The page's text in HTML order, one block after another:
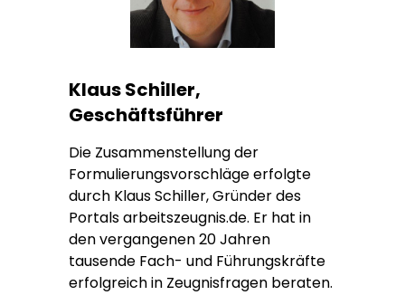
Klaus Schiller,
Geschäftsführer
Die Zusammenstellung der
Formulierungsvorschläge erfolgte
durch Klaus Schiller, Gründer des
Portals arbeitszeugnis.de. Er hat in
den vergangenen 20 Jahren
tausende Fach- und Führungskräfte
erfolgreich in Zeugnisfragen beraten.